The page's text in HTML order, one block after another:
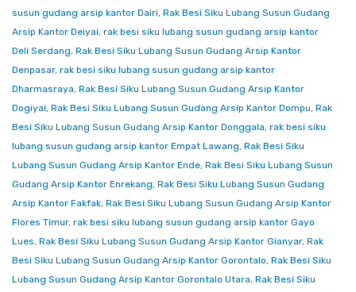
susun gudang arsip kantor Dairi, Rak Besi Siku Lubang Susun Gudang
Arsip Kantor Deiyai, rak besi siku lubang susun gudang arsip kantor
Deli Serdang, Rak Besi Siku Lubang Susun Gudang Arsip Kantor
Denpasar, rak besi siku lubang susun gudang arsip kantor
Dharmasraya, Rak Besi Siku Lubang Susun Gudang Arsip Kantor
Dogiyai, Rak Besi Siku Lubang Susun Gudang Arsip Kantor Dompu, Rak
Besi Siku Lubang Susun Gudang Arsip Kantor Donggala, rak besi siku
lubang susun gudang arsip kantor Empat Lawang, Rak Besi Siku
Lubang Susun Gudang Arsip Kantor Ende, Rak Besi Siku Lubang Susun
Gudang Arsip Kantor Enrekang, Rak Besi Siku Lubang Susun Gudang
Arsip Kantor Fakfak, Rak Besi Siku Lubang Susun Gudang Arsip Kantor
Flores Timur, rak besi siku lubang susun gudang arsip kantor Gayo
Lues, Rak Besi Siku Lubang Susun Gudang Arsip Kantor Gianyar, Rak
Besi Siku Lubang Susun Gudang Arsip Kantor Gorontalo, Rak Besi Siku
Lubang Susun Gudang Arsip Kantor Gorontalo Utara, Rak Besi Siku